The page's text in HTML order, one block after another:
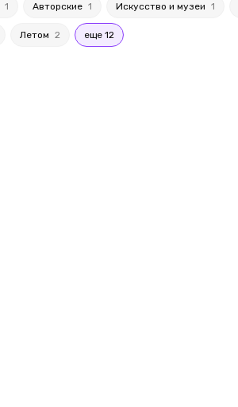
1 Авторские 1 Искусство и музеи 1
Летом 2 еще 12